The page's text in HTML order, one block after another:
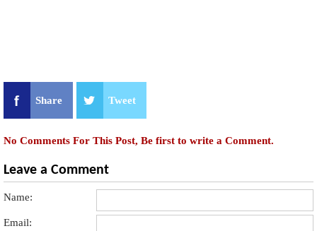
Share Tweet
No Comments For This Post, Be first to write a Comment.
Leave a Comment
Name:
Email: